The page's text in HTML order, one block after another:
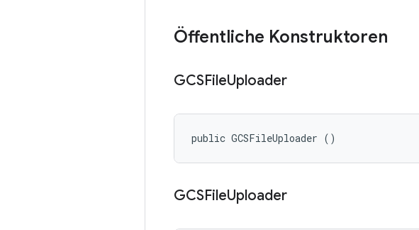
Öffentliche Konstruktoren
GCSFileUploader
public GCSFileUploader ()
GCSFileUploader